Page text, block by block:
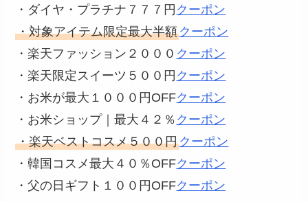
・ダイヤ・プラチナ７７７円 クーポン
・対象アイテム限定最大半額クーポン
・楽天ファッション２０００ クーポン
・楽天限定スイーツ５００円 クーポン
・お米が最大１０００円OFFクーポン
・お米ショップ｜最大４２％ クーポン
・楽天ベストコスメ５００円クーポン
・韓国コスメ最大４０％OFFクーポン
・父の日ギフト１００円OFFクーポン